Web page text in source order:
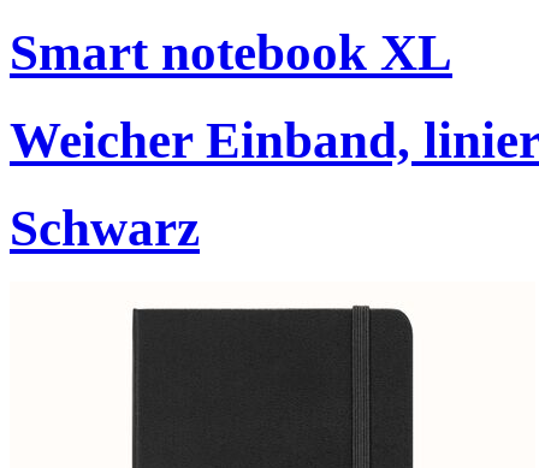
Smart notebook XL
Weicher Einband,
Schwarz